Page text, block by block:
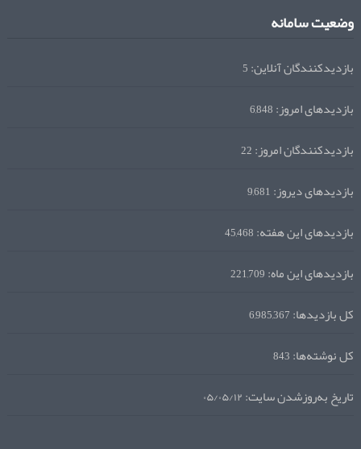
وضعیت سامانه
بازدیدکنندگان آنلاین:5
بازدیدهای امروز:6,848
بازدیدکنندگان امروز:22
بازدیدهای دیروز:9,681
بازدیدهای این هفته:45,468
بازدیدهای این ماه:221,709
کل بازدیدها:6,985,367
کل نوشته‌ها:843
تاریخ به‌روزشدن سایت:۰۵/۰۵/۱۲